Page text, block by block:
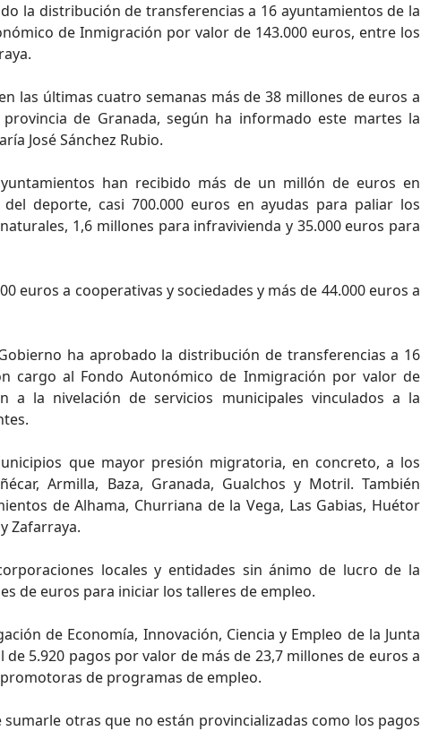
la distribución de transferencias a 16 ayuntamientos de la
de Inmigración por valor de 143.000 euros, entre los
las últimas cuatro semanas más de 38 millones de euros a
de Granada, según ha informado este martes la
José Sánchez Rubio.
han recibido más de un millón de euros en
deporte, casi 700.000 euros en ayudas para paliar los
1,6 millones para infravivienda y 35.000 euros para
euros a cooperativas y sociedades y más de 44.000 euros a
ha aprobado la distribución de transferencias a 16
cargo al Fondo Autonómico de Inmigración por valor de
a la nivelación de servicios municipales vinculados a la
que mayor presión migratoria, en concreto, a los
Armilla, Baza, Granada, Gualchos y Motril. También
de Alhama, Churriana de la Vega, Las Gabias, Huétor
Zafarraya.
locales y entidades sin ánimo de lucro de la
de euros para iniciar los talleres de empleo.
de Economía, Innovación, Ciencia y Empleo de la Junta
5.920 pagos por valor de más de 23,7 millones de euros a
de programas de empleo.
otras que no están provincializadas como los pagos